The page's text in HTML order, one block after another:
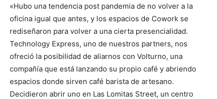
«Hubo una tendencia post pandemia de no volver a la
oficina igual que antes, y los espacios de Cowork se
rediseñaron para volver a una cierta presencialidad.
Technology Express, uno de nuestros partners, nos
ofreció la posibilidad de aliarnos con Volturno, una
compañía que está lanzando su propio café y abriendo
espacios donde sirven café barista de artesano.
Decidieron abrir uno en Las Lomitas Street, un centro